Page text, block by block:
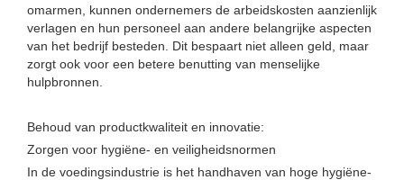
omarmen, kunnen ondernemers de arbeidskosten aanzienlijk
verlagen en hun personeel aan andere belangrijke aspecten
van het bedrijf besteden. Dit bespaart niet alleen geld, maar
zorgt ook voor een betere benutting van menselijke
hulpbronnen.
Behoud van productkwaliteit en innovatie:
Zorgen voor hygiëne- en veiligheidsnormen
In de voedingsindustrie is het handhaven van hoge hygiëne-